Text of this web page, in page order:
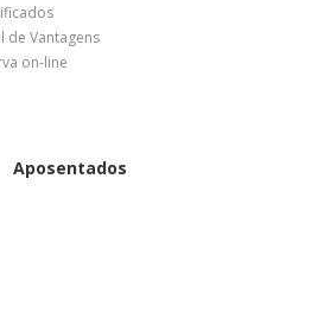
de Vantagens
on-line
Aposentados